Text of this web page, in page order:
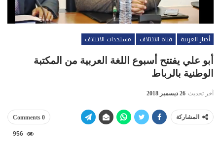
أخبار العربية قناة الائتلاف
مستجدات الائتلاف
أبو علي يفتتح أسبوع اللغة العربية من المكتبة
الوطنية بالرباط
آخر تحديث 26 ديسمبر 2018
المشاركة 0 Comments
956